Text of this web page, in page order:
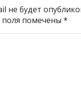
не будет
поля помечены*